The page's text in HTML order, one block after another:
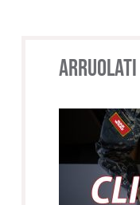
Arruolati